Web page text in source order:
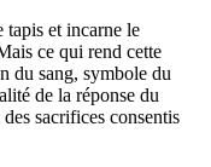
et incarne le
ce qui rend cette
du sang, symbole du
de la réponse du
sacrifices consentis